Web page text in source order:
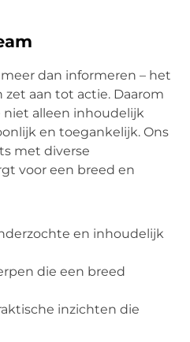
dan informeren – het
aan tot actie. Daarom
alleen inhoudelijk
en toegankelijk. Ons
met diverse
voor een breed en
en inhoudelijk
die een breed
inzichten die